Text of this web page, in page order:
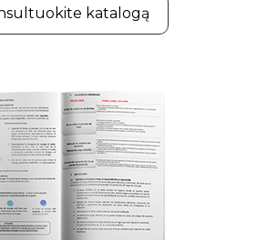
katalogą